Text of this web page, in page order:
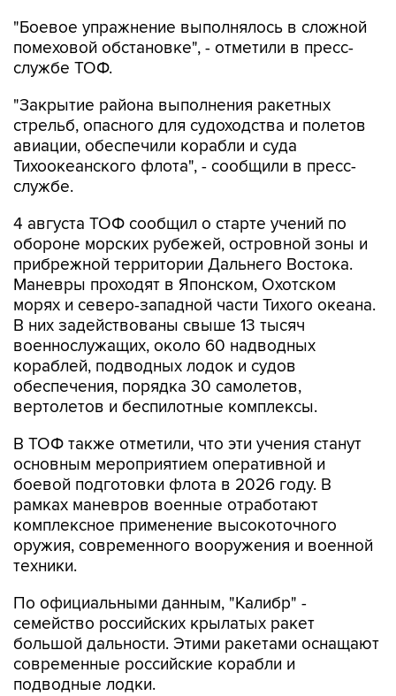
службе ТОФ.
"Закрытие района выполнения ракетных
авиации, обеспечили корабли и суда
Тихоокеанского флота", - сообщили в пресс-
службе.
4 августа ТОФ сообщил о старте учений по
прибрежной территории Дальнего Востока.
Маневры проходят в Японском, Охотском
морях и северо-западной части Тихого океана.
В них задействованы свыше 13 тысяч
военнослужащих, около 60 надводных
кораблей, подводных лодок и судов
обеспечения, порядка 30 самолетов,
вертолетов и беспилотные комплексы.
В ТОФ также отметили, что эти учения станут
боевой подготовки флота в 2026 году. В
рамках маневров военные отработают
комплексное применение высокоточного
оружия, современного вооружения и военной
техники.
По официальными данным, "Калибр" -
большой дальности. Этими ракетами оснащают
современные российские корабли и
подводные лодки.
Корвет "Гремящий" - головной корабль